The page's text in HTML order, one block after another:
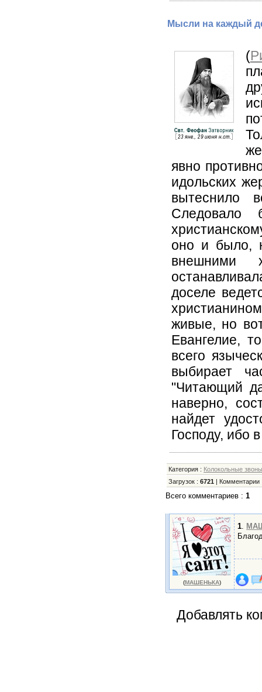
Мысли на каждый
(
явно
идольских
вытеснило
Следовало
оно и было,
внешними
доселе
живые, но
Евангелие,
всего
выбирает
"Читающий
наверно,
найдет
Господу, ибо
Категория : Колокольные
Загрузок :6721 Комментарии
Всего комментариев :1
(МАШЕНЬКА)
1.
Добавлять